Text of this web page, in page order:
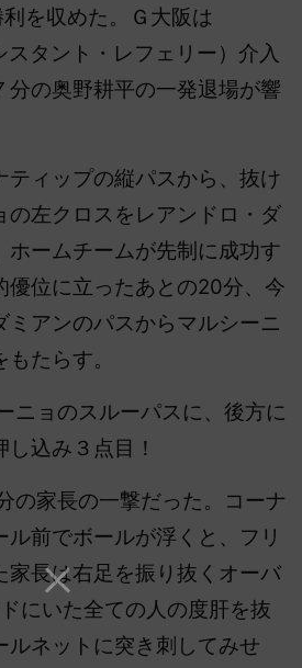
を収めた。Ｇ大阪は
スタント・レフェリー）介入
分の奥野耕平の一発退場が響
ィップの縦パスから、抜け
の左クロスをレアンドロ・ダ
ホームチームが先制に成功す
優位に立ったあとの20分、今
ミアンのパスからマルシーニ
たらす。
ョのスルーパスに、後方に
込み３点目！
家長の一撃だった。コーナ
ル前でボールが浮くと、フリ
家長は右足を振り抜くオーバ
にいた全ての人の度肝を抜
ルネットに突き刺してみせ